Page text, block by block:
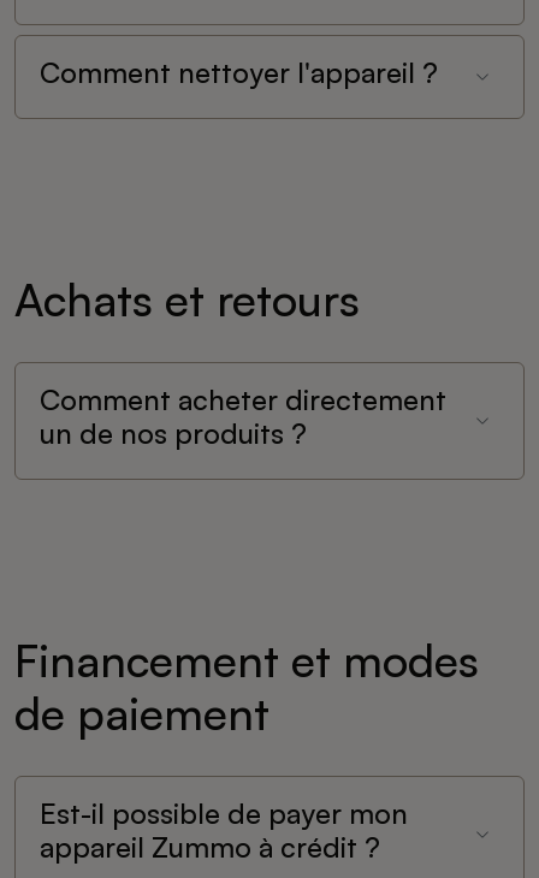
Comment nettoyer l'appareil ?
Achats et retours
Comment acheter directement
un de nos produits ?
Financement et modes
de paiement
Est-il possible de payer mon
appareil Zummo à crédit ?